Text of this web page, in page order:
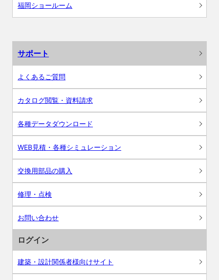
福岡ショールーム
サポート
よくあるご質問
カタログ閲覧・資料請求
各種データダウンロード
WEB見積・各種シミュレーション
交換用部品の購入
修理・点検
お問い合わせ
ログイン
建築・設計関係者様向けサイト